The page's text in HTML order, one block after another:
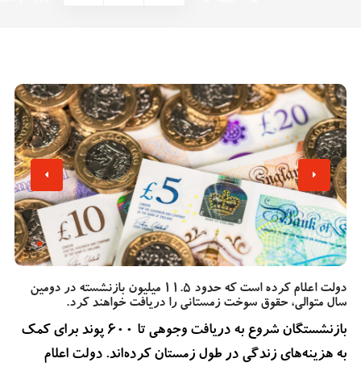
دولت اعلام کرده است که حدود 11.5 میلیون بازنشسته در دومین
سال متوالی، حقوق سوخت زمستانی را دریافت خواهند کرد.
بازنشستگان شروع به دریافت وجوهی تا 600 پوند برای کمک
به هزینه‌های زندگی در طول زمستان کرده‌اند. دولت اعلام